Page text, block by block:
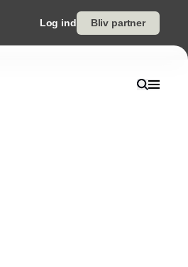
Log ind Bliv partner